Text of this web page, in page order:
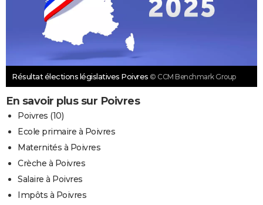
Résultat élections législatives Poivres © CCM Benchmark Group
En savoir plus sur Poivres
Poivres (10)
Ecole primaire à Poivres
Maternités à Poivres
Crèche à Poivres
Salaire à Poivres
Impôts à Poivres